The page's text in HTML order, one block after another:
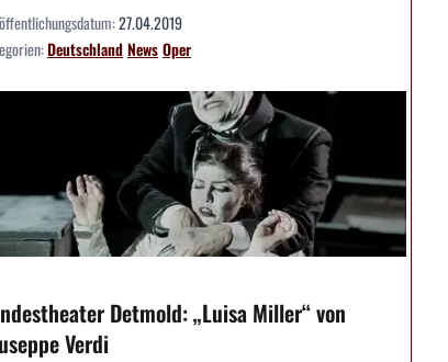
27.04.2019
DeutschlandNewsOper
Detmold: „Luisa Miller“ von
Verdi